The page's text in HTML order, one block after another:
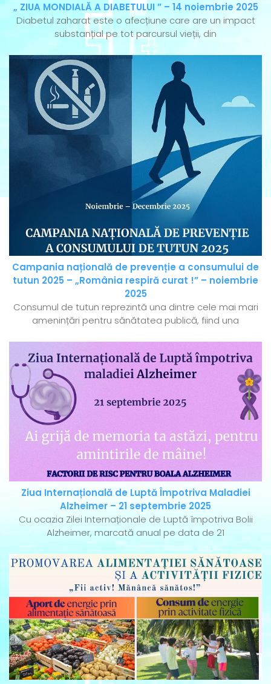
„ ZIUA MONDIALĂ A DIABETULUI ” – 14 noiembrie 2025
Diabetul zaharat este o afecțiune care are un impact
substanțial pe tot parcursul vieții, din
Campania națională de prevenție a consumului de
tutun 2025 – „România respiră curat !” – noiembrie
2025
Consumul de tutun reprezintă una dintre cele mai mari
amenințări pentru sănătatea publică, fiind una
Ziua Internațională de Luptă Împotriva Maladiei
Alzheimer – 21 septembrie 2025
Cu ocazia Zilei Internaționale de Luptă împotriva Bolii
Alzheimer, marcată anual pe data de 21